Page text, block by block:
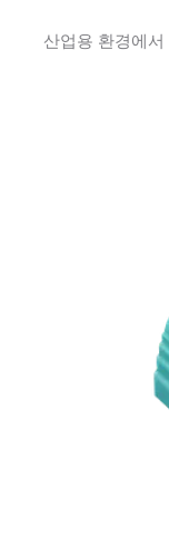
산업용 환경에